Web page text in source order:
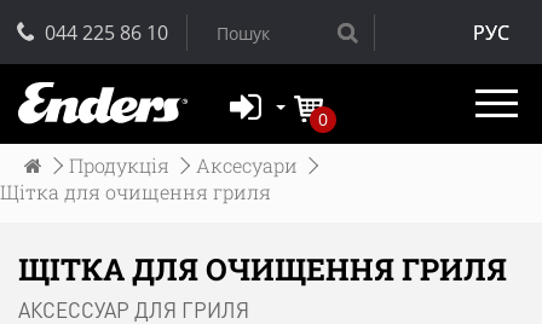
044 225 86 10 РУС
0
Продукція
Аксесуари
Щітка для очищення гриля
ЩІТКА ДЛЯ ОЧИЩЕННЯ ГРИЛЯ
АКСЕССУАР ДЛЯ ГРИЛЯ